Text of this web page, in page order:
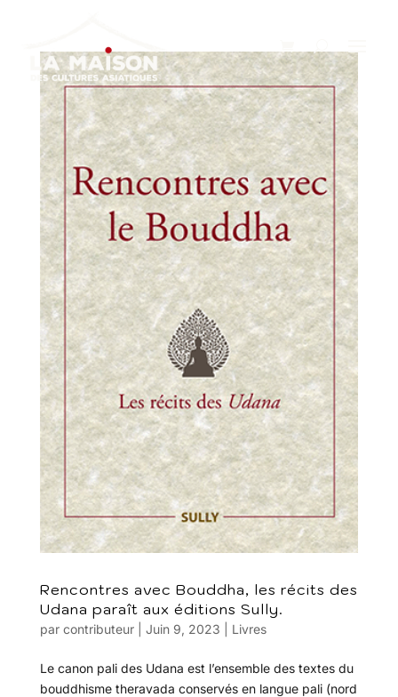
Rencontres avec Bouddha, les récits des
Udana paraît aux éditions Sully.
par contributeur| Juin 9, 2023 Livres
Le canon pali des Udana est l’ensemble des textes du
bouddhisme theravada conservés en langue pali (nord